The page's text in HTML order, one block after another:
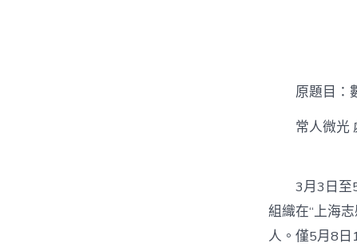
原題目：數
常人微光 處
3月3日至5
組織在“上海
人。僅5月8